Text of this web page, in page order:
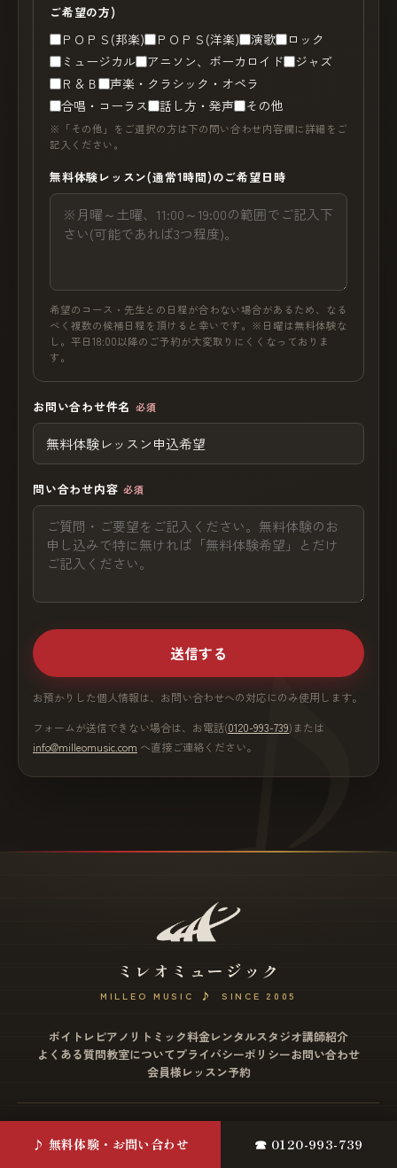
ご希望の方)
ＰＯＰＳ(邦楽) ＰＯＰＳ(洋楽) 演歌
ロック
ミュージカル
アニソン、ボーカロイド
ジャズ
Ｒ＆Ｂ
声楽・クラシック・オペラ
合唱・コーラス
話し方・発声 その他
※「その他」をご選択の方は下の問い合わせ内容欄に詳細をご
記入ください。
無料体験レッスン(通常1時間)のご希望日時
希望のコース・先生との日程が合わない場合があるため、なる
べく複数の候補日程を頂けると幸いです。※日曜は無料体験な
し。平日18:00以降のご予約が大変取りにくくなっておりま
す。
お問い合わせ件名 必須
問い合わせ内容 必須
送信する
お預かりした個人情報は、お問い合わせへの対応にのみ使用します。
フォームが送信できない場合は、お電話(0120-993-739)または
info@milleomusic.com へ直接ご連絡ください。
ミレオミュージック
MILLEO MUSIC ♪ SINCE 2005
ボイトレ ピアノ リトミック料金レンタルスタジオ講師紹介
よくある質問教室について プライバシーポリシーお問い合わせ
会員様レッスン予約
〒271-0077 千葉県松戸市根本2-12 ミヤザワビル4F
♪ 無料体験・お問い合わせ ☎ 0120-993-739